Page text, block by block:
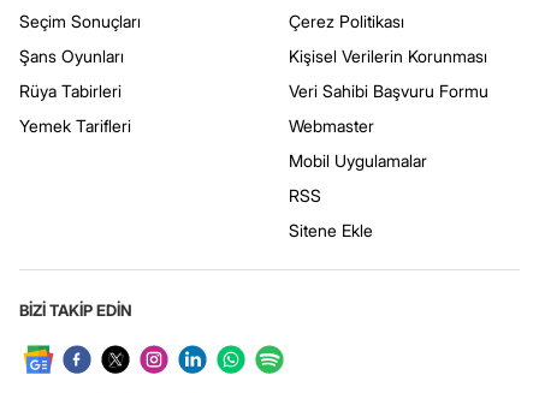
Seçim Sonuçları
Şans Oyunları
Rüya Tabirleri
Yemek Tarifleri
Çerez Politikası
Kişisel Verilerin Korunması
Veri Sahibi Başvuru Formu
Webmaster
Mobil Uygulamalar
RSS
Sitene Ekle
BİZİ TAKİP EDİN